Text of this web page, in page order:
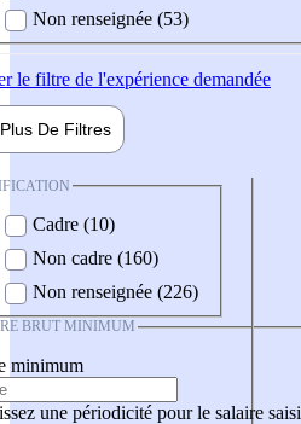
Non renseignée (53)
le filtre de l'expérience demandée
Plus De Filtres
Cadre (10)
Non cadre (160)
Non renseignée (226)
BRUT MINIMUM
minimum
une périodicité pour le salaire saisi